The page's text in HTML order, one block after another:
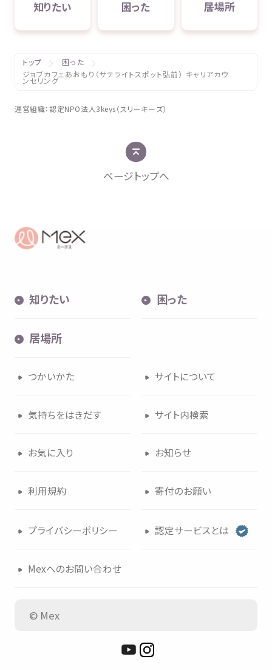
知りたい 困った 居場所
トップ
困った
ジョブカフェあおもり（サテライトスポット弘前） キャリアカウ
ンセリング
運営組織：認定NPO法人 3keys（スリーキーズ）
ページトップへ
知りたい 困った
居場所
つかいかた サイトについて
気持ちをはきだす サイト内検索
お気に入 り お知らせ
利用規約 寄付のお願い
プライバシーポリシー 認定サービスとは
Mexへのお問い合わせ
© Mex